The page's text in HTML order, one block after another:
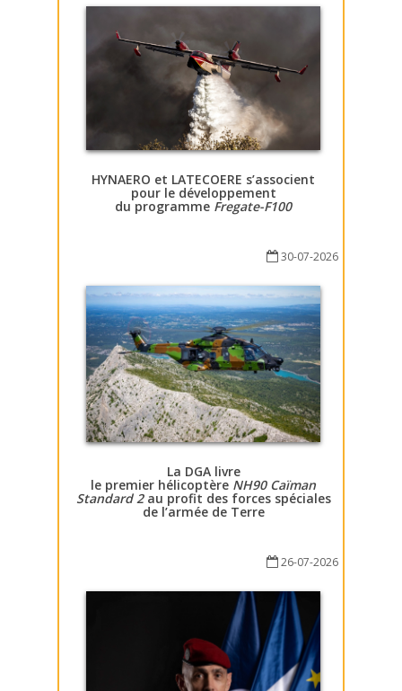
HYNAERO et LATECOERE s’associent
pour le développement
du programme Fregate-F100
30-07-2026
La DGA livre
le premier hélicoptère NH90 Caïman
Standard 2au profit des forces spéciales
de l’armée de Terre
26-07-2026